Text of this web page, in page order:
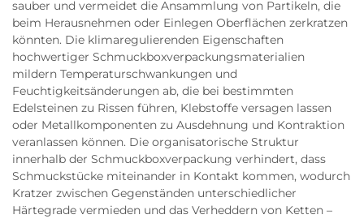
sauber und vermeidet die Ansammlung von Partikeln, die
beim Herausnehmen oder Einlegen Oberflächen zerkratzen
könnten. Die klimaregulierenden Eigenschaften
hochwertiger Schmuckboxverpackungsmaterialien
mildern Temperaturschwankungen und
Feuchtigkeitsänderungen ab, die bei bestimmten
Edelsteinen zu Rissen führen, Klebstoffe versagen lassen
oder Metallkomponenten zu Ausdehnung und Kontraktion
veranlassen können. Die organisatorische Struktur
innerhalb der Schmuckboxverpackung verhindert, dass
Schmuckstücke miteinander in Kontakt kommen, wodurch
Kratzer zwischen Gegenständen unterschiedlicher
Härtegrade vermieden und das Verheddern von Ketten –